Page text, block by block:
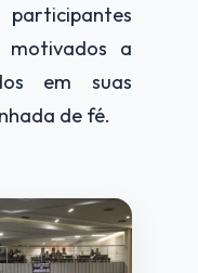
motivados a
em suas
de fé.